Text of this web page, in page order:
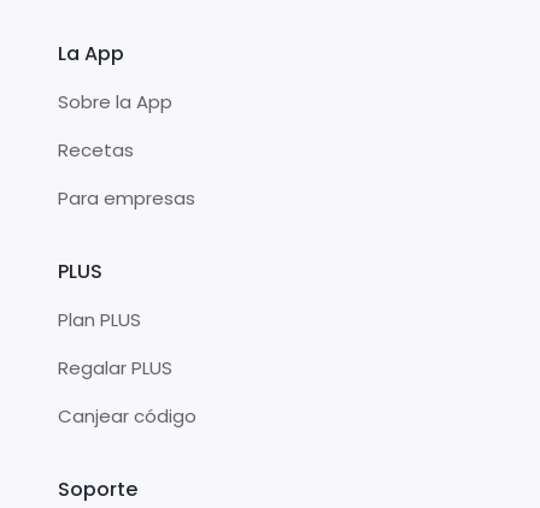
La App
Sobre la App
Recetas
Para empresas
PLUS
Plan PLUS
Regalar PLUS
Canjear código
Soporte